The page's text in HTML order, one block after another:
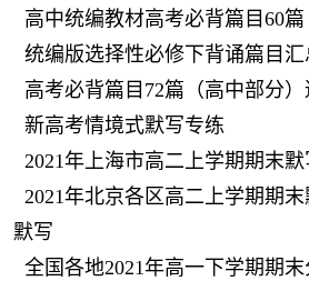
高中统编教材高考必背篇目60篇
统编版选择性必修下背诵篇目汇
高考必背篇目72篇（高中部分
新高考情境式默写专练
2021年上海市高二上学期期末
2021年北京各区高二上学期期
默写
全国各地2021年高一下学期期